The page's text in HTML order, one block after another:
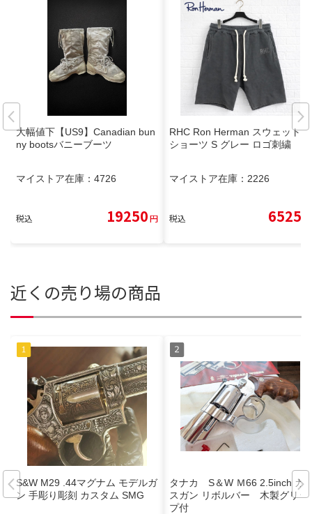
大幅値下【US9】Canadian bun
ny bootsバニーブーツ
マイストア在庫： 4726
税込 19250円
RHC Ron Herman スウェット
ショーツ S グレー ロゴ刺繍
マイストア在庫： 2226
税込 6525
近くの売り場の商品
S&W M29 .44マグナム モデルガ
ン 手彫り彫刻 カスタム SMG
タナカ S＆W Ｍ66 2.5inch ガ
スガン リボルバー 木製グリッ
プ付